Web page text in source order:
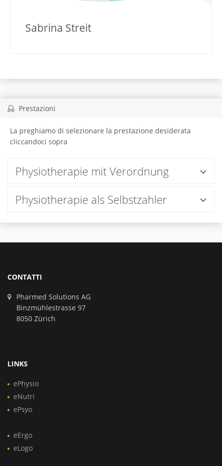
Sabrina Streit
Prestazioni
La preghiamo di selezionare la prestazione desiderata
cliccandoci sopra
Physiotherapie mit Verordnung
Physiotherapie als Selbstzahler
CONTATTI
Pharmed Solutions AG
Binzmühlestrasse 97
8050 Zürich
LINKS
ePhysio
eNutri
ePsyo
eErgo
eLogo